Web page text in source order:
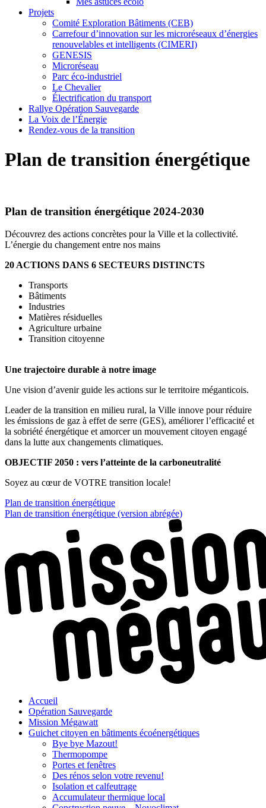
Projets
Comité Exploration Bâtiments (CEB)
Carrefour d’innovation sur les microréseaux d’énergies
renouvelables et intelligents (CIMERI)
GENESIS
Microréseau
Parc éco-industriel
Le Chevalier
Électrification du transport
Rallye Opération Sauvegarde
La Voix de l’Énergie
Rendez-vous de la transition
Plan de transition énergétique
Plan de transition énergétique 2024-2030
Découvrez des actions concrètes pour la Ville et la collectivité.
L’énergie du changement entre nos mains
20 ACTIONS DANS 6 SECTEURS DISTINCTS
Transports
Bâtiments
Industries
Matières résiduelles
Agriculture urbaine
Transition citoyenne
Une trajectoire durable à notre image
Une vision d’avenir guide les actions sur le territoire méganticois.
Leader de la transition en milieu rural, la Ville innove pour réduire
les émissions de gaz à effet de serre (GES), améliorer l’efficacité et
la sobriété énergétique et amorcer un mouvement citoyen engagé
dans la lutte aux changements climatiques.
OBJECTIF 2050 : vers l’atteinte de la carboneutralité
Soyez au cœur de VOTRE transition locale!
Plan de transition énergétique
Plan de transition énergétique (version abrégée)
Accueil
Opération Sauvegarde
Mission Mégawatt
Guichet citoyen en bâtiments écoénergétiques
Bye bye Mazout!
Thermopompe
Portes et fenêtres
Des rénos selon votre revenu!
Isolation et calfeutrage
Accumulateur thermique local